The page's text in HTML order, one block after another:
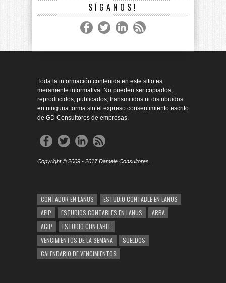
SÍGANOS!
Toda la información contenida en este sitio es
meramente informativa. No pueden ser copiados,
reproducidos, publicados, transmitidos ni distribuidos
en ninguna forma sin el expreso consentimiento escrito
de GD Consultores de empresas.
Copyright © 2009 - 2017 Damele Consultores.
CONTADOR EN LANUS
ESTUDIO CONTABLE EN LANUS
AFIP
ESTUDIOS CONTABLES EN LANUS
ARBA
AGIP
ESTUDIO CONTABLE
VENCIMIENTOS DE LA SEMANA
SUELDOS
CALENDARIO DE VENCIMIENTOS